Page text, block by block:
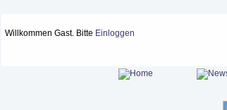
Willkommen Gast. Bitte Einloggen